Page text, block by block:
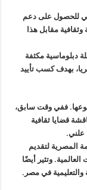
للحصول على دعم
وثقافية مقابل هذا
دبلوماسية مكثفة
بهدف كسب تأييد
نوعها. ففي وقت سابق،
قضايا ثقافية
علني.
المصرية لتقديم
وتثير أيضًا
والتعليمية في مصر.